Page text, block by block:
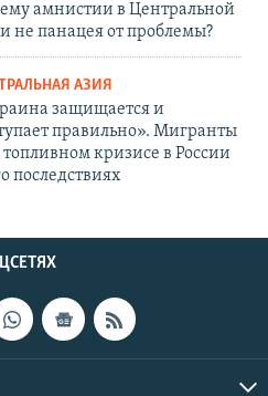
амнистии в Центральной
не панацея от проблемы?
АЗИЯ
защищается и
правильно». Мигранты
кризисе в России
последствиях